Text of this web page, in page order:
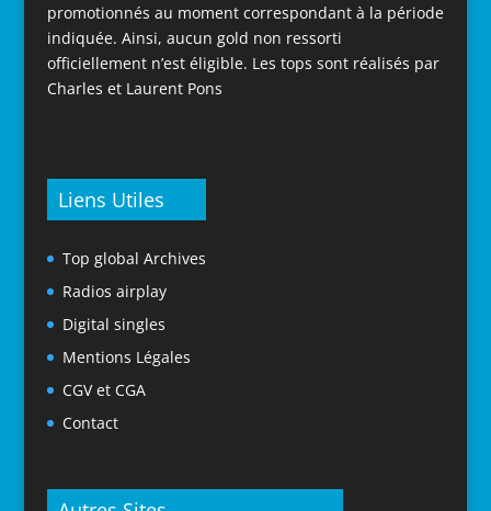
promotionnés au moment correspondant à la période
indiquée. Ainsi, aucun gold non ressorti
officiellement n’est éligible. Les tops sont réalisés par
Charles et Laurent Pons
Liens Utiles
Top global Archives
Radios airplay
Digital singles
Mentions Légales
CGV et CGA
Contact